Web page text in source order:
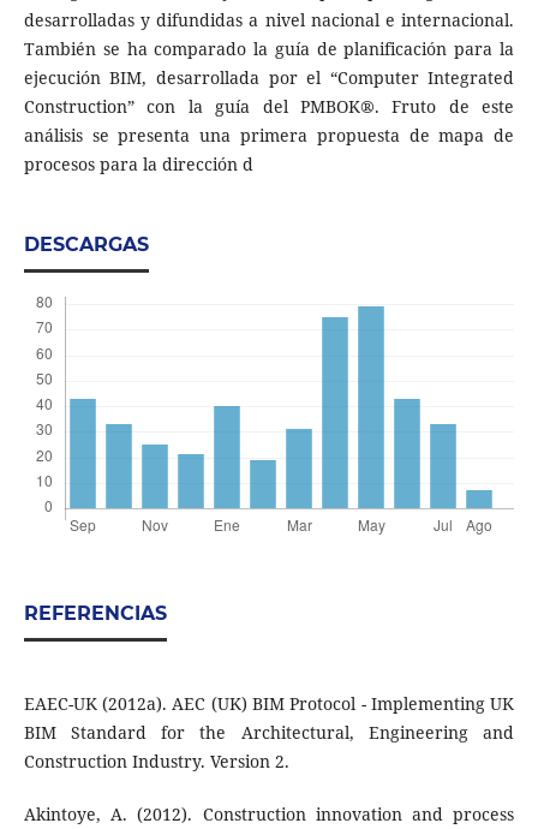
desarrolladas y difundidas a nivel nacional e internacional.
También se ha comparado la guía de planificación para la
ejecución BIM, desarrollada por el “Computer Integrated
Construction” con la guía del PMBOK®. Fruto de este
análisis se presenta una primera propuesta de mapa de
procesos para la dirección d
DESCARGAS
REFERENCIAS
EAEC-UK (2012a). AEC (UK) BIM Protocol - Implementing UK
BIM Standard for the Architectural, Engineering and
Construction Industry. Version 2.
Akintoye, A. (2012). Construction innovation and process